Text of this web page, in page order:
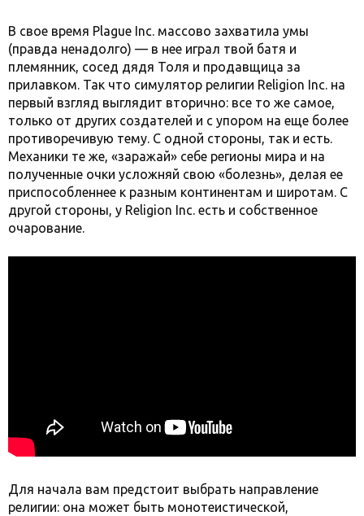
В свое время Plague Inc. массово захватила умы
(правда ненадолго) — в нее играл твой батя и
племянник, сосед дядя Толя и продавщица за
прилавком. Так что симулятор религии Religion Inc. на
первый взгляд выглядит вторично: все то же самое,
только от других создателей и с упором на еще более
противоречивую тему. С одной стороны, так и есть.
Механики те же, «заражай» себе регионы мира и на
полученные очки усложняй свою «болезнь», делая ее
приспособленнее к разным континентам и широтам. С
другой стороны, у Religion Inc. есть и собственное
очарование.
Для начала вам предстоит выбрать направление
религии: она может быть монотеистической,